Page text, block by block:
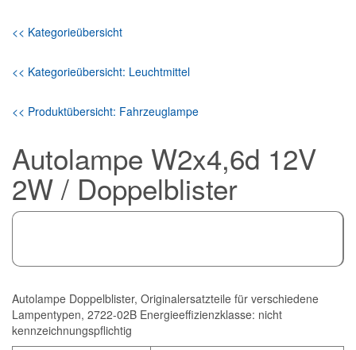
<< Kategorieübersicht
<< Kategorieübersicht: Leuchtmittel
<< Produktübersicht: Fahrzeuglampe
Autolampe W2x4,6d 12V
2W / Doppelblister
Autolampe Doppelblister, Originalersatzteile für verschiedene
Lampentypen, 2722-02B Energieeffizienzklasse: nicht
kennzeichnungspflichtig